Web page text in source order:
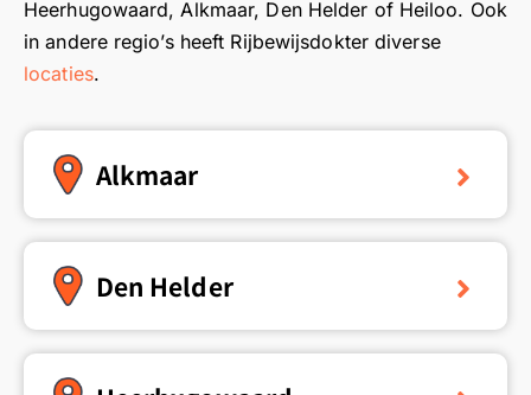
Heerhugowaard, Alkmaar, Den Helder of Heiloo. Ook
in andere regio’s heeft Rijbewijsdokter diverse
locaties.
Alkmaar
Den Helder